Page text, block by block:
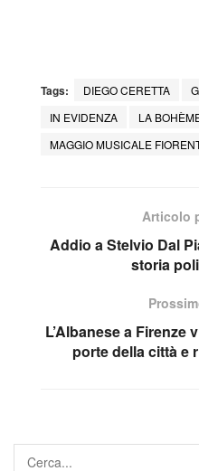
Tags: DIEGO CERETTA
IN EVIDENZA
LA
MAGGIO MUSICALE
Articolo
Addio a Stelvio Dal
storia
L’Albanese a Firenze
porte della città e